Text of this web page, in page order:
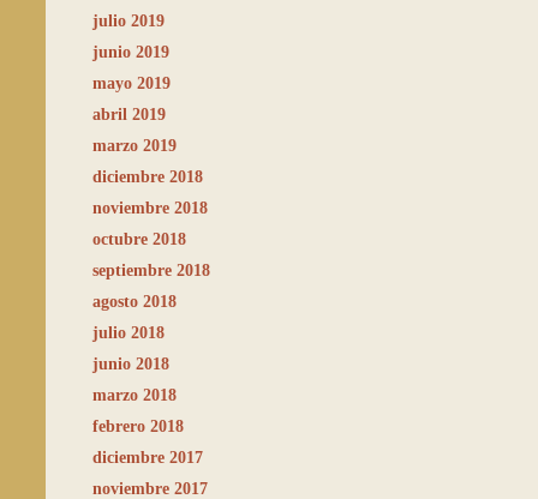
julio 2019
junio 2019
mayo 2019
abril 2019
marzo 2019
diciembre 2018
noviembre 2018
octubre 2018
septiembre 2018
agosto 2018
julio 2018
junio 2018
marzo 2018
febrero 2018
diciembre 2017
noviembre 2017